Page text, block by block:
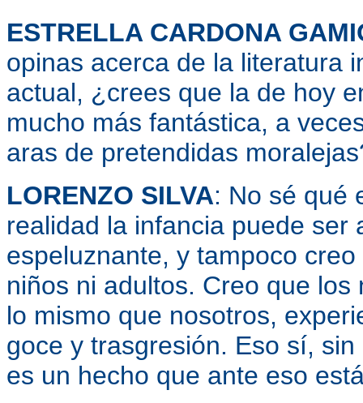
ESTRELLA CARDONA
opinas acerca de la literatura
actual, ¿crees que la de hoy
mucho más fantástica, a
aras de pretendidas
LORENZO SILVA: No sé qué
realidad la infancia puede ser
espeluznante, y tampoco
niños ni adultos. Creo que
lo mismo que nosotros,
goce y trasgresión. Eso sí,
es un hecho que ante eso